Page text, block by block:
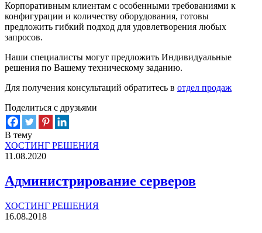
Корпоративным клиентам с особенными требованиями к
конфигурации и количеству оборудования, готовы
предложить гибкий подход для удовлетворения любых
запросов.
Наши специалисты могут предложить Индивидуальные
решения по Вашему техническому заданию.
Для получения консультаций обратитесь в отдел продаж
Поделиться с друзьями
В тему
ХОСТИНГ РЕШЕНИЯ
11.08.2020
Администрирование серверов
ХОСТИНГ РЕШЕНИЯ
16.08.2018